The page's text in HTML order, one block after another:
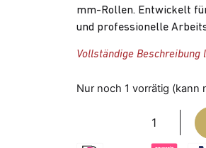
mm-Rollen. Entwickelt
und professionelle
Vollständige Beschreibung
Nur noch 1 vorrätig (kann